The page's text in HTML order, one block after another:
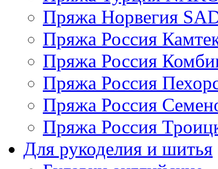
Пряжа Норвегия
Пряжа Россия
Пряжа Россия
Пряжа Россия
Пряжа Россия
Пряжа Россия
Для рукоделия и шитья